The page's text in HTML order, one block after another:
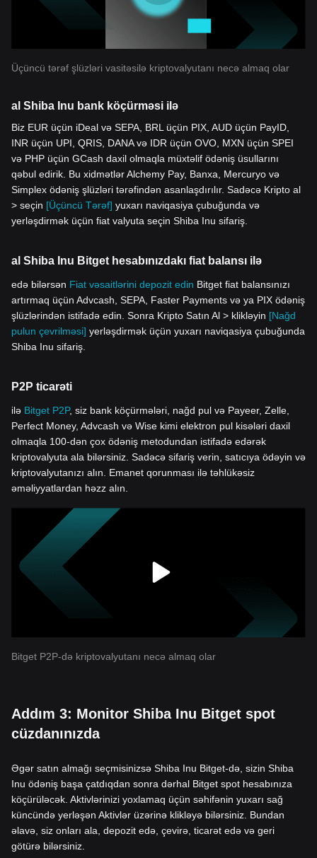
Üçüncü tərəf şlüzləri vasitəsilə kriptovalyutanı necə almaq olar
al Shiba Inu bank köçürməsi ilə
Biz EUR üçün iDeal və SEPA, BRL üçün PIX, AUD üçün PayID,
INR üçün UPI, QRIS, DANA və IDR üçün OVO, MXN üçün SPEI
və PHP üçün GCash daxil olmaqla müxtəlif ödəniş üsullarını
qəbul edirik. Bu xidmətlər Alchemy Pay, Banxa, Mercuryo və
Simplex ödəniş şlüzləri tərəfindən asanlaşdırılır. Sadəcə Kripto al
> seçin [Üçüncü Tərəf] yuxarı naviqasiya çubuğunda və
yerləşdirmək üçün fiat valyuta seçin Shiba Inu sifariş.
al Shiba Inu Bitget hesabınızdakı fiat balansı ilə
edə bilərsən Fiat vəsaitlərini depozit edin Bitget fiat balansınızı
artırmaq üçün Advcash, SEPA, Faster Payments və ya PIX ödəniş
şlüzlərindən istifadə edin. Sonra Kripto Satın Al > klikləyin [Nağd
pulun çevrilməsi] yerləşdirmək üçün yuxarı naviqasiya çubuğunda
Shiba Inu sifariş.
P2P ticarəti
ilə Bitget P2P, siz bank köçürmələri, nağd pul və Payeer, Zelle,
Perfect Money, Advcash və Wise kimi elektron pul kisələri daxil
olmaqla 100-dən çox ödəniş metodundan istifadə edərək
kriptovalyuta ala bilərsiniz. Sadəcə sifariş verin, satıcıya ödəyin və
kriptovalyutanızı alın. Emanet qorunması ilə təhlükəsiz
əməliyyatlardan həzz alın.
Bitget P2P-də kriptovalyutanı necə almaq olar
Addım 3: Monitor Shiba Inu Bitget spot
cüzdanınızda
Əgər satın almağı seçmisinizsə Shiba Inu Bitget-də, sizin Shiba
Inu ödəniş başa çatdıqdan sonra dərhal Bitget spot hesabınıza
köçürüləcək. Aktivlərinizi yoxlamaq üçün səhifənin yuxarı sağ
küncündə yerləşən Aktivlər üzərinə klikləyə bilərsiniz. Bundan
əlavə, siz onları ala, depozit edə, çevirə, ticarət edə və geri
götürə bilərsiniz.